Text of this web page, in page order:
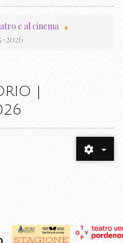
e al cinema
2026
|